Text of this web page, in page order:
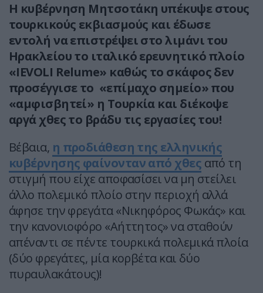
H κυβέρνηση Μητσοτάκη υπέκυψε στους
τουρκικούς εκβιασμούς και έδωσε
εντολή να επιστρέψει στο λιμάνι του
Ηρακλείου το ιταλικό ερευνητικό πλοίο
«IEVOLI Relume» καθώς το σκάφος δεν
προσέγγισε το «επίμαχο σημείο» που
«αμφισβητεί» η Τουρκία και διέκοψε
αργά χθες το βράδυ τις εργασίες του!
Βέβαια, η προδιάθεση της ελληνικής
κυβέρνησης φαίνονταν από χθες από τη
στιγμή που είχε αποφασίσει να μη στείλει
άλλο πολεμικό πλοίο στην περιοχή αλλά
άφησε την φρεγάτα «Νικηφόρος Φωκάς» και
την κανονιοφόρο «Αήττητος» να σταθούν
απέναντι σε πέντε τουρκικά πολεμικά πλοία
(δύο φρεγάτες, μία κορβέτα και δύο
πυραυλακάτους)!